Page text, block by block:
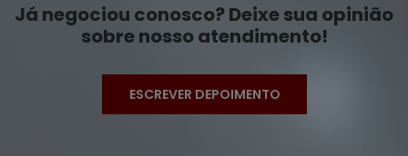
Já negociou conosco? Deixe sua opinião
sobre nosso atendimento!
ESCREVER DEPOIMENTO